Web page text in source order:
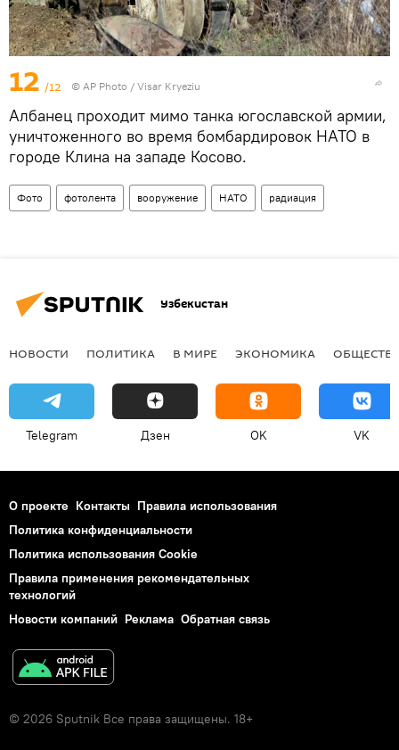
12 /12 © AP Photo / Visar Kryeziu
Албанец проходит мимо танка югославской армии,
уничтоженного во время бомбардировок НАТО в
городе Клина на западе Косово.
Фото фотолента вооружение НАТО радиация
Узбекистан
НОВОСТИ ПОЛИТИКА В МИРЕ ЭКОНОМИКА
Telegram Дзен OK VK
О проекте Контакты Правила использования
Политика конфиденциальности
Политика использования Cookie
Правила применения рекомендательных
технологий
Новости компаний Реклама Обратная связь
© 2026 Sputnik Все права защищены. 18+